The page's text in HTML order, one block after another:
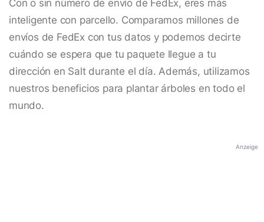
Con o sin número de envío de FedEx, eres más
inteligente con parcello. Comparamos millones de
envíos de FedEx con tus datos y podemos decirte
cuándo se espera que tu paquete llegue a tu
dirección en Salt durante el día. Además, utilizamos
nuestros beneficios para plantar árboles en todo el
mundo.
Anzeige